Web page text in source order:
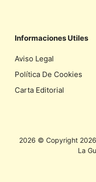
Informaciones Utiles
Aviso Legal
Política De Cookies
Carta Editorial
2026 © Copyright
La